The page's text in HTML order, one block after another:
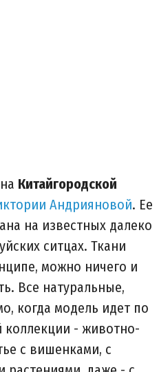
Китайгородской
Андрияновой. Ее
на известных далеко
ситцах. Ткани
можно ничего и
Все натуральные,
когда модель идет по
- животно-
с вишенками, с